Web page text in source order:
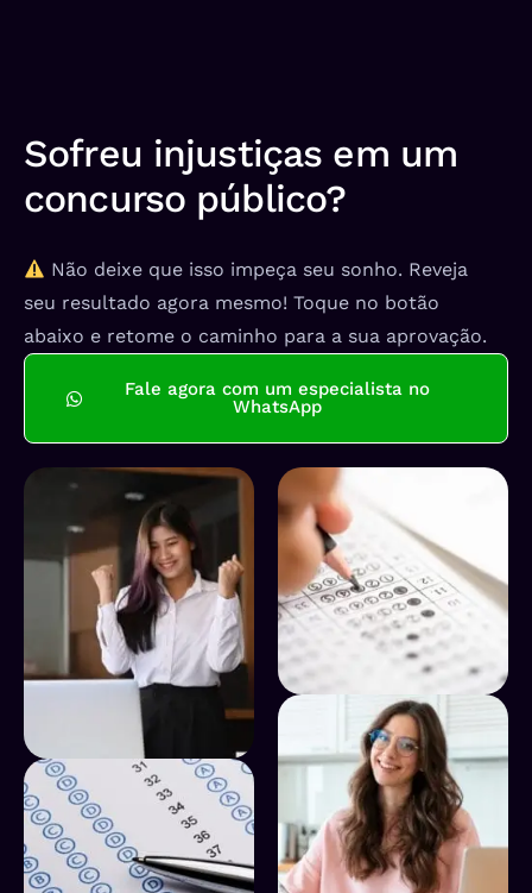
Sofreu injustiças em um
concurso público?
Não deixe que isso impeça seu sonho. Reveja
seu resultado agora mesmo! Toque no botão
abaixo e retome o caminho para a sua aprovação.
Fale agora com um especialista no
WhatsApp